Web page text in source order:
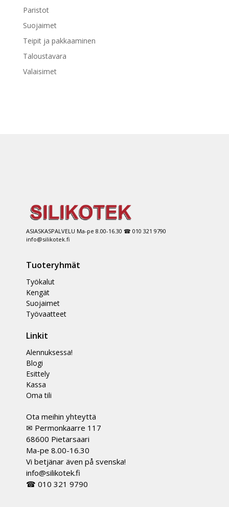
Paristot
Suojaimet
Teipit ja pakkaaminen
Taloustavara
Valaisimet
ASIASKASPALVELU Ma-pe 8.00-16.30 ☎ 010 321 9790
info@silikotek.fi
Tuoteryhmät
Työkalut
Kengät
Suojaimet
Työvaatteet
Linkit
Alennuksessa!
Blogi
Esittely
Kassa
Oma tili
Ota meihin yhteyttä
✉ Permonkaarre 117
68600 Pietarsaari
Ma-pe 8.00-16.30
Vi betjänar även på svenska!
info@silikotek.fi
☎ 010 321 9790